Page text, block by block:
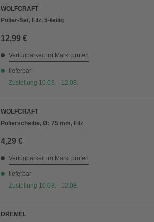
WOLFCRAFT
Polier-Set, Filz, 5-teilig
12,99 €
Verfügbarkeit im Markt prüfen
lieferbar
Zustellung 10.08. - 12.08.
WOLFCRAFT
Polierscheibe, Ø: 75 mm, Filz
4,29 €
Verfügbarkeit im Markt prüfen
lieferbar
Zustellung 10.08. - 12.08.
DREMEL